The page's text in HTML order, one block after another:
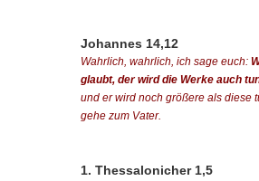
Johannes 14,12
Wahrlich, wahrlich, ich sage euch:
glaubt, der wird die Werke auch
und er wird noch größere als diese
gehe zum Vater.
1. Thessalonicher 1,5